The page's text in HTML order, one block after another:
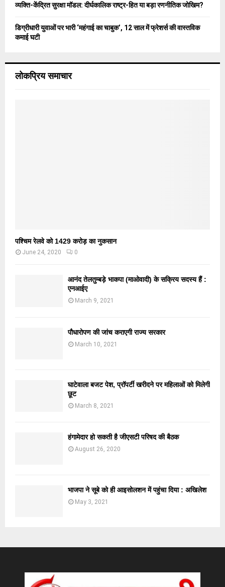
व्यक्ति-केंद्रित सुरक्षा मॉडल: दीर्घकालिक राष्ट्र-हित या बड़ा रणनीतिक जोखिम?
डिग्रीधारी युवाओं पर भारी ‘महंगाई का चाबुक’, 12 साल में फ्रेशर्स की वास्तविक
कमाई घटी
लोकप्रिय समाचार
पश्चिम रेलवे को 1429 करोड़ का नुकसान
June 24, 2020 0
आनंद तेलतुम्बड़े भाकपा (माओवादी) के सक्रिय सदस्य हैं :
एनआईए
March 9, 2021
पौधारोपण की जांच कराएगी राज्य सरकार
March 10, 2021
घाटेवाला बजट पेश, प्रॉपर्टी खरीदने पर महिलाओं को मिलेगी
छूट
March 8, 2021
हंगामेदार हो सकती है जीएसटी परिषद की बैठक
August 26, 2020
भाजपा ने सूबे को ही आइसोलशन में पहुंचा दिया : अखिलेश
May 3, 2021